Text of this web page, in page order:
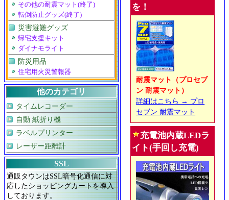
を！
耐震マット（プロセブ
ン 耐震マット）
詳細はこちら → プロ
セブン 耐震マット
充電池内蔵LEDラ
イト(手回し充電)
その他の耐震マット(終了)
転倒防止グッズ(終了)
災害避難グッズ
帰宅支援キット
ダイナモライト
防災用品
住宅用火災警報器
他のカテゴリ
タイムレコーダー
自動 紙折り機
ラベルプリンター
レーザー距離計
SSL
通販タウンはSSL暗号化通信に対
応したショッピングカートを導入
しております。